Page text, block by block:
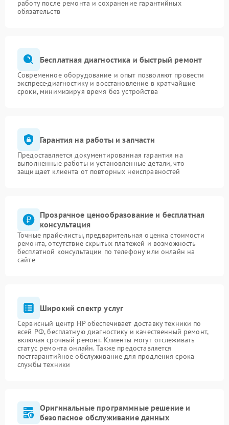
работу после ремонта и сохранение гарантийных
обязательств
Бесплатная диагностика и быстрый ремонт
Современное оборудование и опыт позволяют провести
экспресс-диагностику и восстановление в кратчайшие
сроки, минимизируя время без устройства
Гарантия на работы и запчасти
Предоставляется документированная гарантия на
выполненные работы и установленные детали, что
защищает клиента от повторных неисправностей
Прозрачное ценообразование и бесплатная
консультация
Точные прайс-листы, предварительная оценка стоимости
ремонта, отсутствие скрытых платежей и возможность
бесплатной консультации по телефону или онлайн на
сайте
Широкий спектр услуг
Сервисный центр HP обеспечивает доставку техники по
всей РФ, бесплатную диагностику и качественный ремонт,
включая срочный ремонт. Клиенты могут отслеживать
статус ремонта онлайн. Также предоставляется
постгарантийное обслуживание для продления срока
службы техники
Оригинальные программные решение и
безопасное обслуживание данных